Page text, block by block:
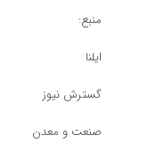
منبع:
ایلنا
گسترش نیوز
صنعت و معدن